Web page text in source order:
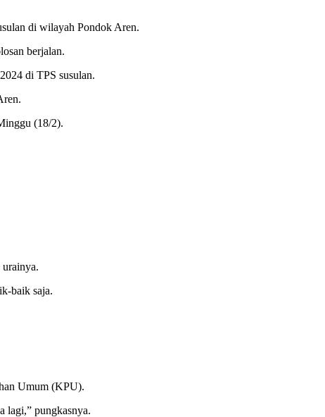
di wilayah Pondok Aren.
berjalan.
di TPS susulan.
(18/2).
urainya.
baik saja.
Umum (KPU).
lagi,” pungkasnya.